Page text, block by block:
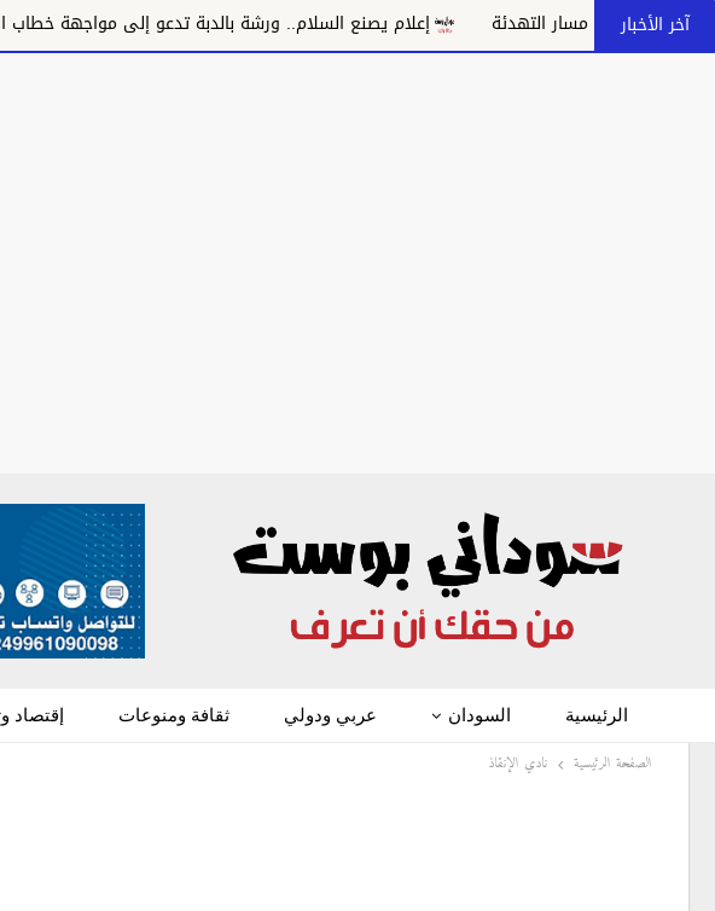
آخر الأخبارمسار التهدئة إعلام يصنع السلام.. ورشة بالدبة تدعو إلى مواجهة خطاب الكراهية
الرئيسية السودان عربي ودولي ثقافة ومنوعات إقتصاد
الصفحة الرئيسية نادي الإنقاذ